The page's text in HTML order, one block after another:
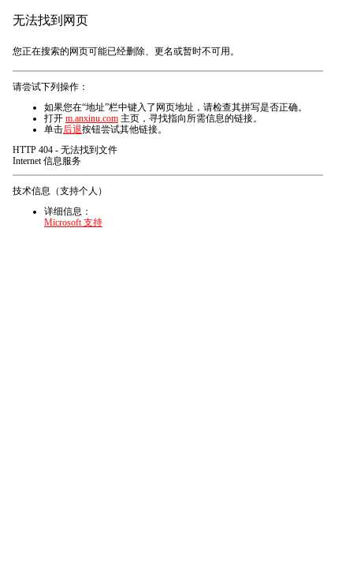
无法找到网页
您正在搜索的网页可能已经删除、更名或暂时不可用。
请尝试下列操作：
如果您在“地址”栏中键入了网页地址，请检查其拼写是否正确。
打开 m.anxinu.com 主页，寻找指向所需信息的链接。
单击后退按钮尝试其他链接。
HTTP 404 - 无法找到文件
Internet 信息服务
技术信息（支持个人）
详细信息：
Microsoft 支持